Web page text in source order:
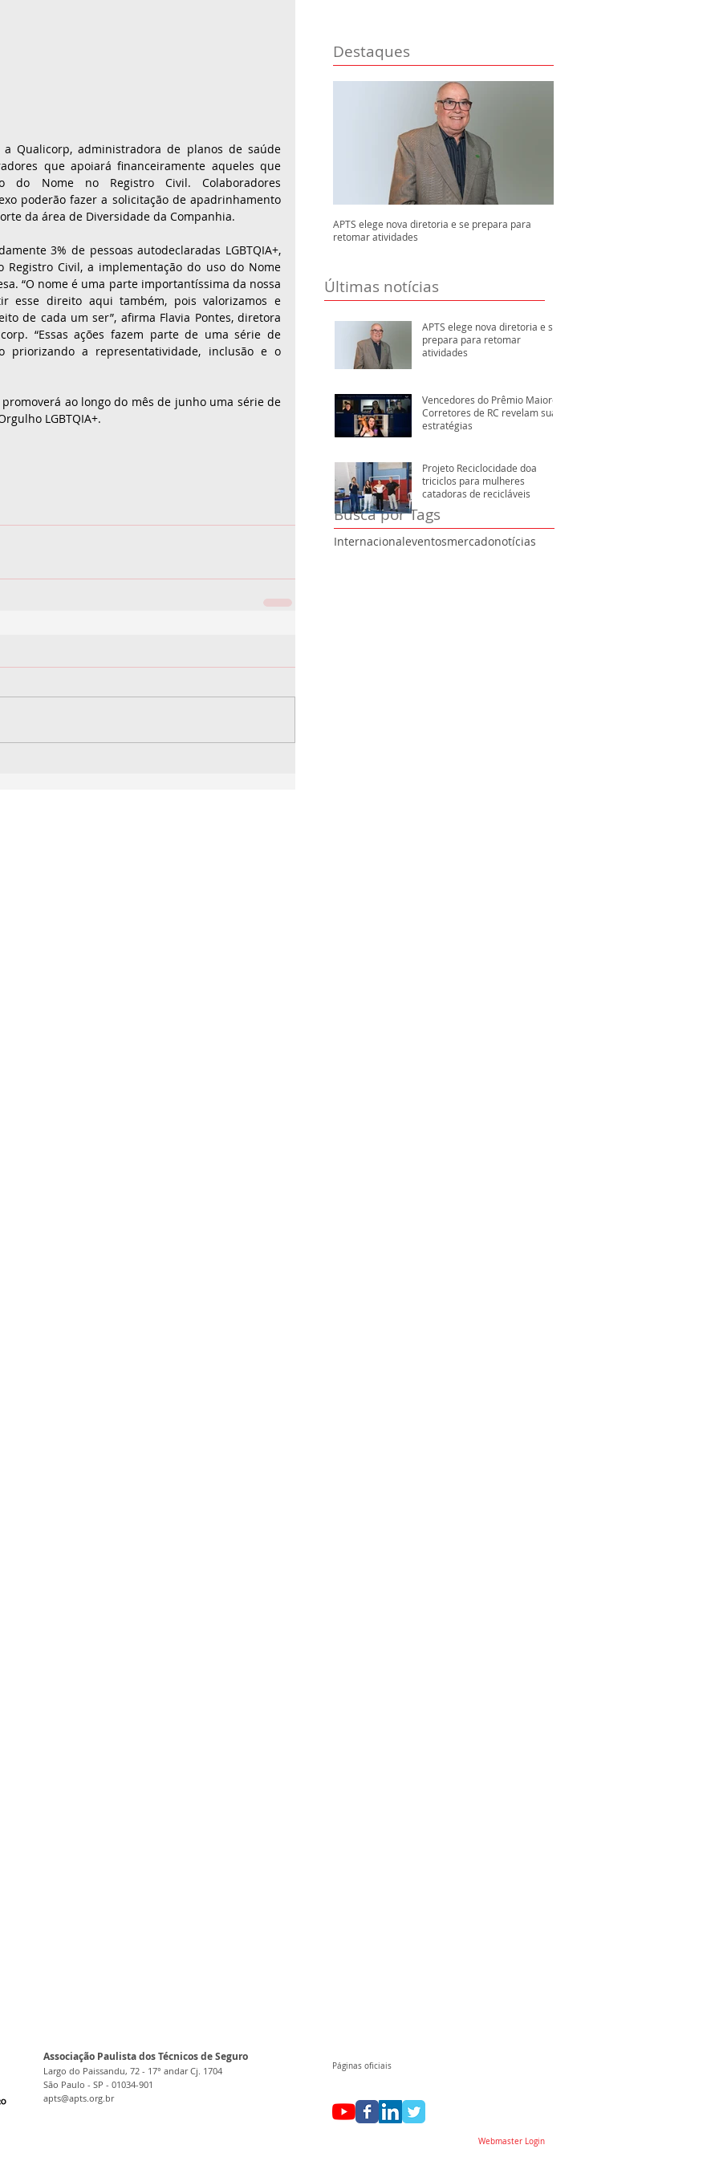
Destaques
APTS elege nova diretoria e se prepara para
retomar atividades
Busca por Tags
Internacionaleventosmercadonotícias
Últimas notícias
APTS elege nova diretoria e se
prepara para retomar
atividades
Vencedores do Prêmio Maiores
Corretores de RC revelam suas
estratégias
Projeto Reciclocidade doa
triciclos para mulheres
catadoras de recicláveis
a Qualicorp, administradora de planos de saúde
que apoiará financeiramente aqueles que
do Nome no Registro Civil. Colaboradores
poderão fazer a solicitação de apadrinhamento
da área de Diversidade da Companhia.
3% de pessoas autodeclaradas LGBTQIA+,
Registro Civil, a implementação do uso do Nome
“O nome é uma parte importantíssima da nossa
esse direito aqui também, pois valorizamos e
de cada um ser”, afirma Flavia Pontes, diretora
“Essas ações fazem parte de uma série de
priorizando a representatividade, inclusão e o
ao longo do mês de junho uma série de
LGBTQIA+.
Associação Paulista dos Técnicos de Seguro
Largo do Paissandu, 72 - 17° andar Cj. 1704
São Paulo - SP - 01034-901
apts@apts.org.br
Páginas oficiais
Webmaster Login